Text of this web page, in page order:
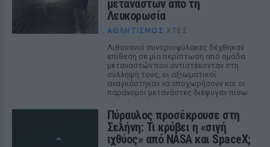
μεταναστών από τη
Λευκορωσία
ΑΘΛΗΤΙΣΜΌΣ ΧΤΕΣ
Λιθουανοί συνοριοφύλακες δέχθηκαν
επίθεση σε μία περίπτωση από ομάδα
μεταναστών που αντιστέκονταν στη
σύλληψή τους, οι αξιωματικοί
αναγκάστηκαν να υποχωρήσουν και οι
παράνομοι μετανάστες διέφυγαν πίσω
Πύραυλος προσέκρουσε στη
Σελήνη: Τι κρύβει η «σιγή
ιχθύος» από NASA και SpaceX;